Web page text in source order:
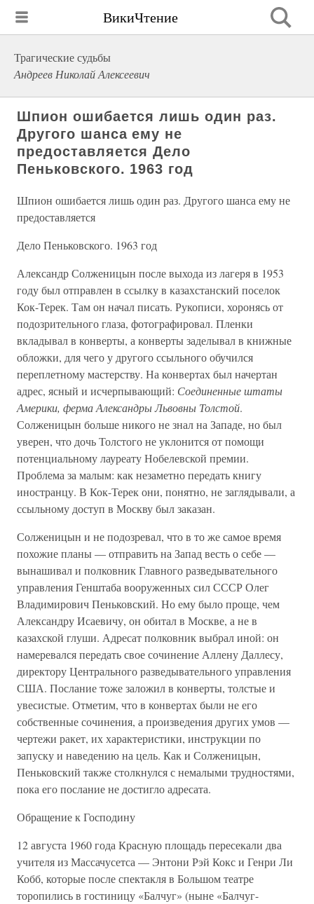
ВикиЧтение
Трагические судьбы
Андреев Николай Алексеевич
Шпион ошибается лишь один раз.
Другого шанса ему не
предоставляется Дело
Пеньковского. 1963 год
Шпион ошибается лишь один раз. Другого шанса ему не
предоставляется
Дело Пеньковского. 1963 год
Александр Солженицын после выхода из лагеря в 1953
году был отправлен в ссылку в казахстанский поселок
Кок-Терек. Там он начал писать. Рукописи, хоронясь от
подозрительного глаза, фотографировал. Пленки
вкладывал в конверты, а конверты заделывал в книжные
обложки, для чего у другого ссыльного обучился
переплетному мастерству. На конвертах был начертан
адрес, ясный и исчерпывающий: Соединенные штаты
Америки, ферма Александры Львовны Толстой.
Солженицын больше никого не знал на Западе, но был
уверен, что дочь Толстого не уклонится от помощи
потенциальному лауреату Нобелевской премии.
Проблема за малым: как незаметно передать книгу
иностранцу. В Кок-Терек они, понятно, не заглядывали, а
ссыльному доступ в Москву был заказан.
Солженицын и не подозревал, что в то же самое время
похожие планы — отправить на Запад весть о себе —
вынашивал и полковник Главного разведывательного
управления Генштаба вооруженных сил СССР Олег
Владимирович Пеньковский. Но ему было проще, чем
Александру Исаевичу, он обитал в Москве, а не в
казахской глуши. Адресат полковник выбрал иной: он
намеревался передать свое сочинение Аллену Даллесу,
директору Центрального разведывательного управления
США. Послание тоже заложил в конверты, толстые и
увесистые. Отметим, что в конвертах были не его
собственные сочинения, а произведения других умов —
чертежи ракет, их характеристики, инструкции по
запуску и наведению на цель. Как и Солженицын,
Пеньковский также столкнулся с немалыми трудностями,
пока его послание не достигло адресата.
Обращение к Господину
12 августа 1960 года Красную площадь пересекали два
учителя из Массачусетса — Энтони Рэй Кокс и Генри Ли
Кобб, которые после спектакля в Большом театре
торопились в гостиницу «Балчуг» (ныне «Балчуг-